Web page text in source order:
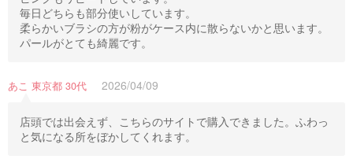
毎日どちらも部分使いしています。
柔らかいブラシの方が粉がケース内に散らないかと思います。
パールがとても綺麗です。
あこ 東京都 30代 2026/04/09
店頭では出会えず、こちらのサイトで購入できました。ふわっ
と気になる所をぼかしてくれます。